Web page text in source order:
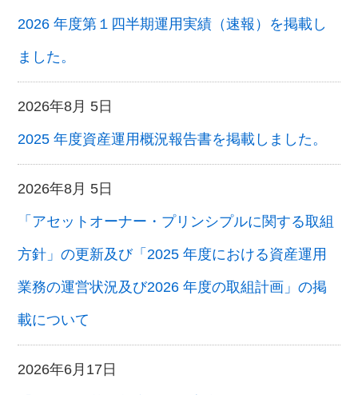
2026 年度第１四半期運用実績（速報）を掲載し
ました。
2026年8月 5日
2025 年度資産運用概況報告書を掲載しました。
2026年8月 5日
「アセットオーナー・プリンシプルに関する取組
方針」の更新及び「2025 年度における資産運用
業務の運営状況及び2026 年度の取組計画」の掲
載について
2026年6月17日